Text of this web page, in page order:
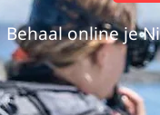
Behaal online je